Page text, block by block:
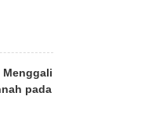
Menggali
pada